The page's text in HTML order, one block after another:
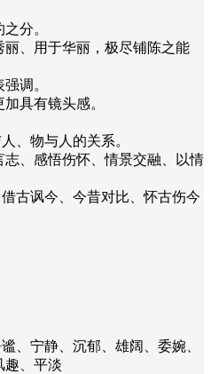
分。
、用于华丽，极尽铺陈之能
调。
具有镜头感。
、物与人的关系。
、感悟伤怀、情景交融、以情
古讽今、今昔对比、怀古伤今
、宁静、沉郁、雄阔、委婉、
趣、平淡